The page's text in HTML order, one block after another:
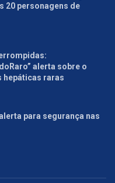
20 personagens de
alerta sobre o
hepáticas raras
para segurança nas